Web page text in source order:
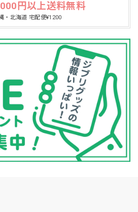
円以上送料無料
・北海道 宅配便¥1200